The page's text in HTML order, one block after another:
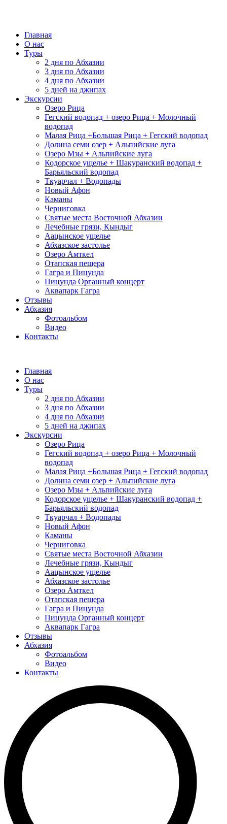
Главная
О нас
Туры
2 дня по Абхазии
3 дня по Абхазии
4 дня по Абхазии
5 дней на джипах
Экскурсии
Озеро Рица
Гегский водопад + озеро Рица + Молочный
водопад
Малая Рица +Большая Рица + Гегский водопад
Долина семи озер + Альпийские луга
Озеро Мзы + Альпийские луга
Кодорское ущелье + Шакуранский водопад +
Барьяльский водопад
Ткуарчал + Водопады
Новый Афон
Каманы
Черниговка
Святые места Восточной Абхазии
Лечебные грязи, Кындыг
Аацынское ущелье
Абхазское застолье
Озеро Амткел
Отапская пещера
Гагра и Пицунда
Пицунда Органный концерт
Аквапарк Гагра
Отзывы
Абхазия
Фотоальбом
Видео
Контакты
Главная
О нас
Туры
2 дня по Абхазии
3 дня по Абхазии
4 дня по Абхазии
5 дней на джипах
Экскурсии
Озеро Рица
Гегский водопад + озеро Рица + Молочный
водопад
Малая Рица +Большая Рица + Гегский водопад
Долина семи озер + Альпийские луга
Озеро Мзы + Альпийские луга
Кодорское ущелье + Шакуранский водопад +
Барьяльский водопад
Ткуарчал + Водопады
Новый Афон
Каманы
Черниговка
Святые места Восточной Абхазии
Лечебные грязи, Кындыг
Аацынское ущелье
Абхазское застолье
Озеро Амткел
Отапская пещера
Гагра и Пицунда
Пицунда Органный концерт
Аквапарк Гагра
Отзывы
Абхазия
Фотоальбом
Видео
Контакты